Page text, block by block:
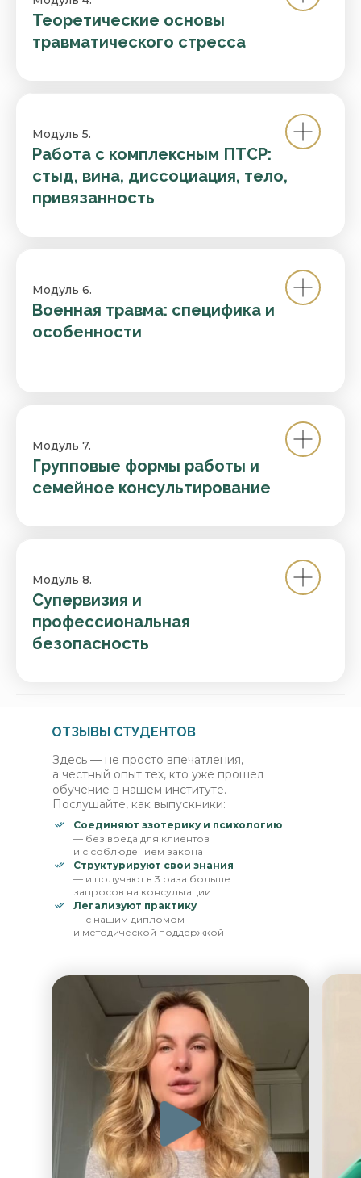
Теоретические основы
травматического стресса
Модуль 5.
Работа с комплексным ПТСР:
стыд, вина, диссоциация, тело,
привязанность
Модуль 6.
Военная травма: специфика и
особенности
Модуль 7.
Групповые формы работы и
семейное консультирование
Модуль 8.
Супервизия и
профессиональная
безопасность
Здесь — не просто впечатления,
а честный опыт тех, кто уже прошел
обучение в нашем институте.
Послушайте, как выпускники:
ОТЗЫВЫ СТУДЕНТОВ
Соединяют эзотерику и психологию
— без вреда для клиентов
и с соблюдением закона
Структурируют свои знания
— и получают в 3 раза больше
запросов на консультации
Легализуют практику
— с нашим дипломом
и методической поддержкой